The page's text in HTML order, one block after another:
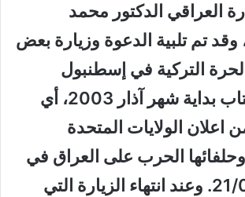
العراقي الدكتور محمد
وقد تم تلبية الدعوة وزيارة بعض
التركية في إسطنبول
وغازي عنتاب بداية شهر آذار 2003، أي
اعلان الولايات المتحدة
وحلفائها الحرب على العراق في
21/03/2003. وعند انتهاء الزيارة التي